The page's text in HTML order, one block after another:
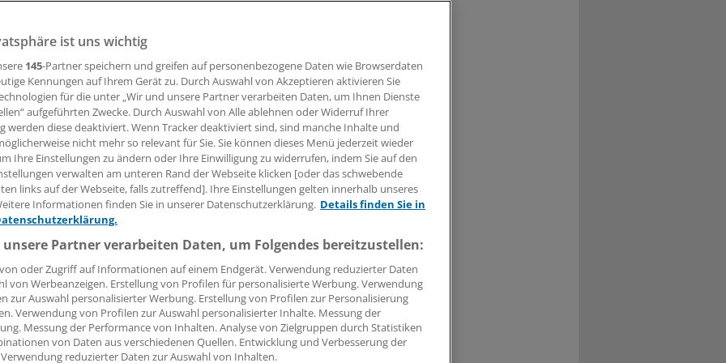
Leserin, lieber Leser,
Beitrag können Sie lesen, sobald Sie sich eingeloggt haben.
Jetzt anmelden »
Kostenlos registrieren »
vergessen?
Problem beim Login?
ist mit wenigen Klicks erledigt und kostenlos.
des kostenlosen Login:
Analysen, Hintergründe und Infografiken
Interviews und Praxis-Tipps
auf allemedizinischen Berichte und Kommentare
Voraussetzungen für den Zugang
ist uns wichtig
145-Partner speichern und greifen auf personenbezogene Daten wie Browserdaten
Kennungen auf Ihrem Gerät zu. Durch Auswahl von Akzeptieren aktivieren Sie
für die unter „Wir und unsere Partner verarbeiten Daten, um Ihnen Dienste
aufgeführten Zwecke. Durch Auswahl von Alle ablehnen oder Widerruf Ihrer
werden diese deaktiviert. Wenn Tracker deaktiviert sind, sind manche Inhalte und
nicht mehr so relevant für Sie. Sie können dieses Menü jederzeit wieder
Ihre Einstellungen zu ändern oder Ihre Einwilligung zu widerrufen, indem Sie auf den
verwalten am unteren Rand der Webseite klicken [oder das schwebende
links auf der Webseite, falls zutreffend]. Ihre Einstellungen gelten innerhalb unseres
Informationen finden Sie in unserer Datenschutzerklärung. Details finden Sie in
Partner verarbeiten Daten, um Folgendes bereitzustellen:
oder Zugriff auf Informationen auf einem Endgerät. Verwendung reduzierter Daten
von Werbeanzeigen. Erstellung von Profilen für personalisierte Werbung. Verwendung
zur Auswahl personalisierter Werbung. Erstellung von Profilen zur Personalisierung
Verwendung von Profilen zur Auswahl personalisierter Inhalte. Messung der
Messung der Performance von Inhalten. Analyse von Zielgruppen durch Statistiken
von Daten aus verschiedenen Quellen. Entwicklung und Verbesserung der
reduzierter Daten zur Auswahl von Inhalten.